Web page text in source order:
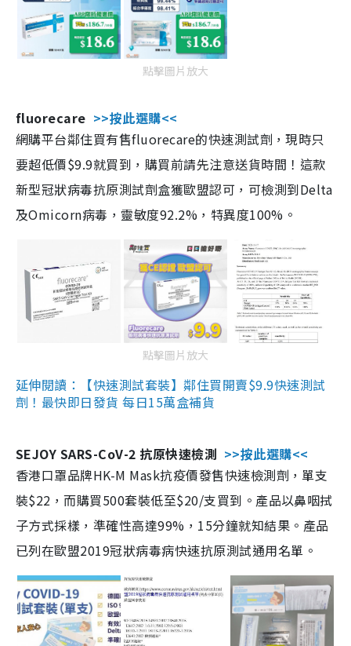
點擊圖片放大
fluorecare >>按此選購<<
網購平台鄰住買有售fluorecare的快速測試劑，現時只
要超低價$9.9就買到，購買前請先注意送貨時間！這款
新型冠狀病毒抗原測試劑盒獲歐盟認可，可檢測到Delta
及Omicorn病毒，靈敏度92.2%，特異度100%。
點擊圖片放大
延伸閱讀：【快速測試套裝】鄰住買開賣$9.9快速測試
劑！最快即日發貨 每日15萬盒補貨
SEJOY SARS-CoV-2 抗原快速檢測 >>按此選購<<
香港口罩品牌HK-M Mask抗疫價發售快速檢測劑，單支
裝$22，而購買500套裝低至$20/支買到。產品以鼻咽拭
子方式採樣，準確性高達99%，15分鐘就知結果。產品
已列在歐盟2019冠狀病毒病快速抗原測試通用名單。